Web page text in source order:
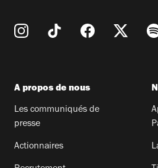
A propos de nous
Les communiqués de
presse
Actionnaires